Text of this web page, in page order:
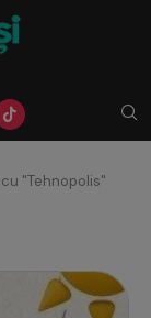
"Tehnopolis"